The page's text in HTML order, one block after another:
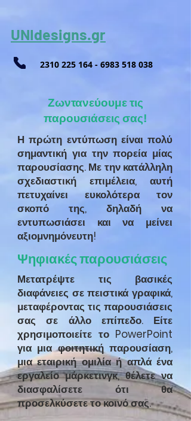
UNIdesigns.gr
2310 225 164 - 6983 518 038
Ζωντανεύουμε τις
παρουσιάσεις σας!
Η πρώτη εντύπωση είναι πολύ
σημαντική για την πορεία μίας
παρουσίασης. Με την κατάλληλη
σχεδιαστική επιμέλεια, αυτή
πετυχαίνει ευκολότερα τον
σκοπό της, δηλαδή να
εντυπωσιάσει και να μείνει
αξιομνημόνευτη!
Ψηφιακές παρουσιάσεις
Μετατρέψτε τις βασικές
διαφάνειες σε πειστικά γραφικά,
μεταφέροντας τις παρουσιάσεις
σας σε άλλο επίπεδο. Είτε
χρησιμοποιείτε το PowerPoint
για μια φοιτητική παρουσίαση,
μια εταιρική ομιλία ή απλά ένα
εργαλείο μάρκετινγκ, θέλετε να
διασφαλίσετε ότι θα
προσελκύσετε το κοινό σας.